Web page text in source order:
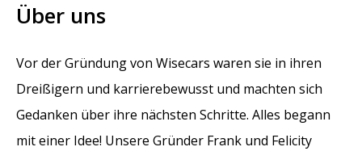
Über uns
Vor der Gründung von Wisecars waren sie in ihren
Dreißigern und karrierebewusst und machten sich
Gedanken über ihre nächsten Schritte. Alles begann
mit einer Idee! Unsere Gründer Frank und Felicity